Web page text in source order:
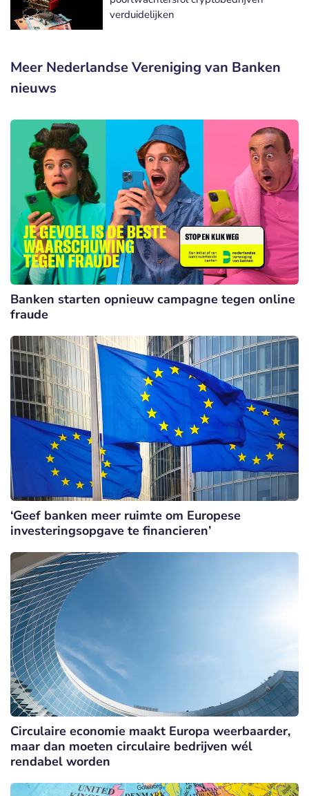
verduidelijken
Meer Nederlandse Vereniging van Banken
nieuws
Banken starten opnieuw campagne tegen online
fraude
‘Geef banken meer ruimte om Europese
investeringsopgave te financieren’
Circulaire economie maakt Europa weerbaarder,
maar dan moeten circulaire bedrijven wél
rendabel worden